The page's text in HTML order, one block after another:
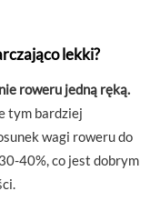
lekki?
roweru jedną ręką.
tym bardziej
wagi roweru do
40%, co jest dobrym